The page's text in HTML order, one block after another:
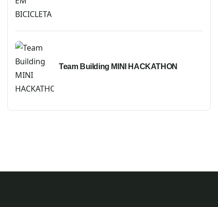
Team Building MINI HACKATHON